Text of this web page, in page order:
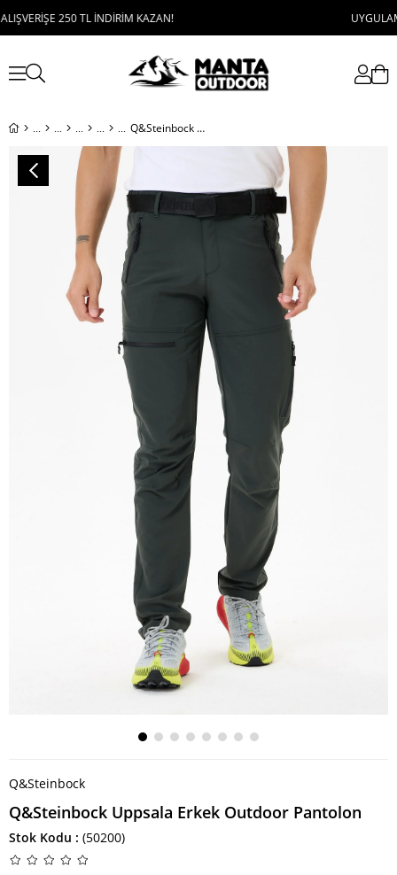
250 TL İNDİRİM KAZAN! UYGULAMAYI
Q&Steinbock Uppsala Erkek Outdoor Pantolon
Q&Steinbock
Q&Steinbock Uppsala Erkek Outdoor Pantolon
Stok Kodu (50200)